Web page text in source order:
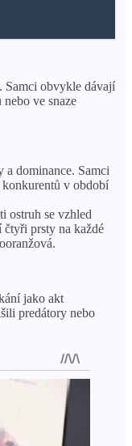
Samci obvykle dávají
ve snaze
a dominance. Samci
v období
ostruh se vzhled
čtyři prsty na každé
jako akt
predátory nebo